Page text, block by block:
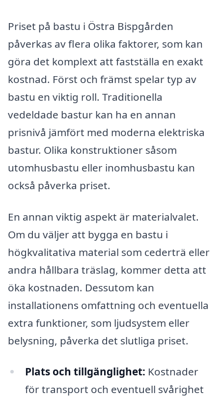
Priset på bastu i Östra Bispgården
påverkas av flera olika faktorer, som kan
göra det komplext att fastställa en exakt
kostnad. Först och främst spelar typ av
bastu en viktig roll. Traditionella
vedeldade bastur kan ha en annan
prisnivå jämfört med moderna elektriska
bastur. Olika konstruktioner såsom
utomhusbastu eller inomhusbastu kan
också påverka priset.
En annan viktig aspekt är materialvalet.
Om du väljer att bygga en bastu i
högkvalitativa material som cederträ eller
andra hållbara träslag, kommer detta att
öka kostnaden. Dessutom kan
installationens omfattning och eventuella
extra funktioner, som ljudsystem eller
belysning, påverka det slutliga priset.
Plats och tillgänglighet: Kostnader
för transport och eventuell svårighet